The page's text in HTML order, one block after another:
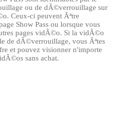
ou de dÃ©verrouillage sur
Ceux-ci peuvent Ãªtre
Show Pass ou lorsque vous
pages vidÃ©o. Si la vidÃ©o
de dÃ©verrouillage, vous Ãªtes
et pouvez visionner n'importe
sans achat.